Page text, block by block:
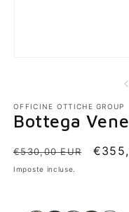
OFFICINE OTTICHE GROUP
Bottega
Prezzo
di
€530,00 EUR
Imposte incluse.